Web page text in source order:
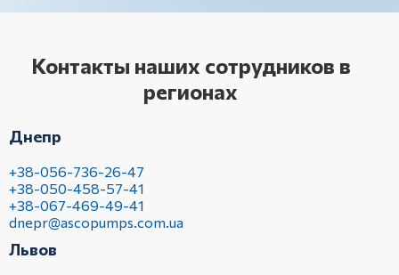
Контакты наших сотрудников в
регионах
Днепр
+38-056-736-26-47
+38-050-458-57-41
+38-067-469-49-41
dnepr@ascopumps.com.ua
Львов